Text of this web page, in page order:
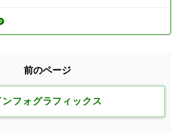
前のページ
ンフォグラフィックス